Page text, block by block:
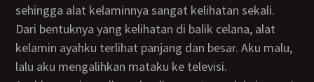
sehingga alat kelaminnya sangat kelihatan sekali.
Dari bentuknya yang kelihatan di balik celana, alat
kelamin ayahku terlihat panjang dan besar. Aku malu,
lalu aku mengalihkan mataku ke televisi.